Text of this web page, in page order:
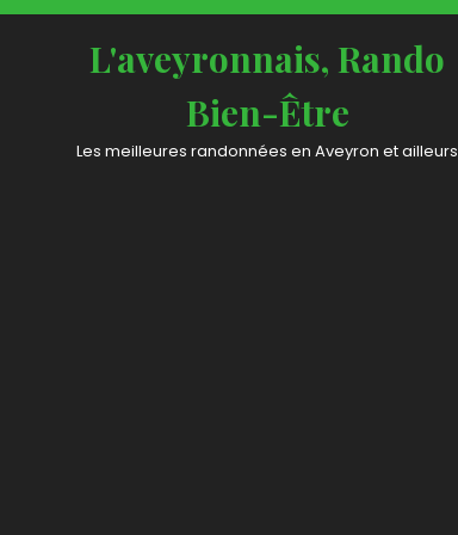
L'aveyronnais, Rando
Bien-Être
Les meilleures randonnées en Aveyron et ailleurs